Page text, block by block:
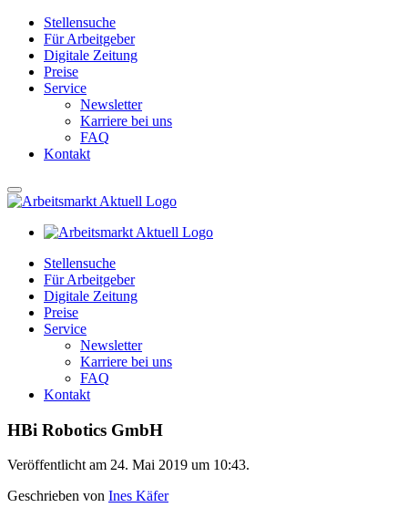
Stellensuche
Für Arbeitgeber
Digitale Zeitung
Preise
Service
Newsletter
Karriere bei uns
FAQ
Kontakt
Stellensuche
Für Arbeitgeber
Digitale Zeitung
Preise
Service
Newsletter
Karriere bei uns
FAQ
Kontakt
HBi Robotics GmbH
Veröffentlicht am 24. Mai 2019 um 10:43.
Geschrieben von Ines Käfer